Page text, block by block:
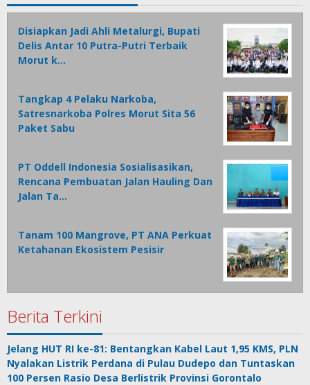
Disiapkan Jadi Ahli Metalurgi, Bupati
Delis Antar 10 Putra-Putri Terbaik
Morut k…
Tangkap 4 Pelaku Narkoba,
Satresnarkoba Polres Morut Sita 56
Paket Sabu
PT Oddell Indonesia Sosialisasikan,
Rencana Pembuatan Jalan Hauling Dan
Jalan Ta…
Tanam 100 Mangrove, PT ANA Perkuat
Ketahanan Ekosistem Pesisir
Berita Terkini
Jelang HUT RI ke-81: Bentangkan Kabel Laut 1,95 KMS, PLN
Nyalakan Listrik Perdana di Pulau Dudepo dan Tuntaskan
100 Persen Rasio Desa Berlistrik Provinsi Gorontalo